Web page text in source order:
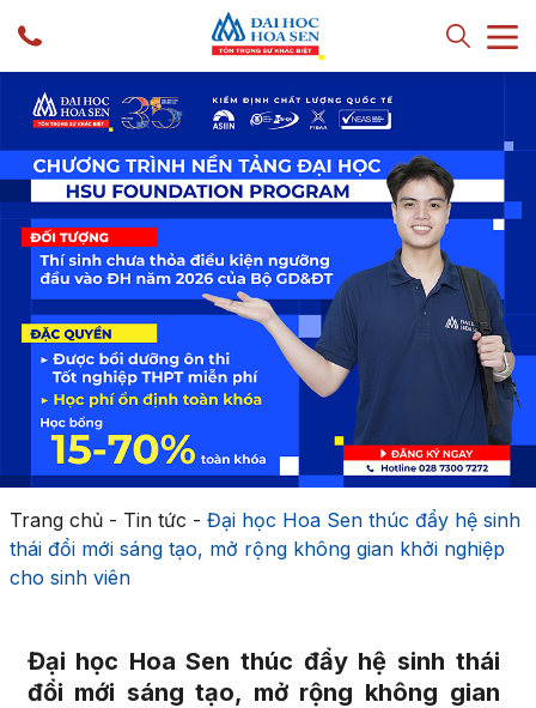
Trang chủ- Tin tức - Đại học Hoa Sen thúc đẩy hệ sinh
thái đổi mới sáng tạo, mở rộng không gian khởi nghiệp
cho sinh viên
Đại học Hoa Sen thúc đẩy hệ sinh thái
đổi mới sáng tạo, mở rộng không gian